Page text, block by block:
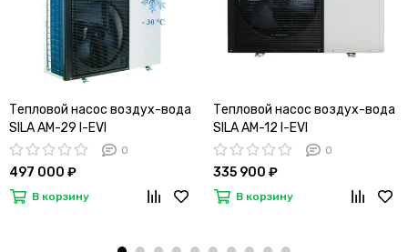
Тепловой насос воздух-вода
SILA AM-29 I-EVI
0
497 000 ₽
В корзину
Тепловой насос воздух-вода
SILA AM-12 I-EVI
0
335 900 ₽
В корзину